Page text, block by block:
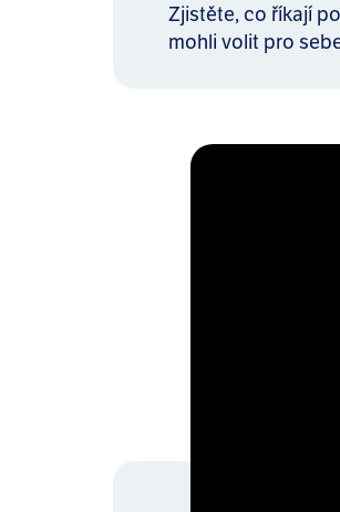
Zjistěte, co říkají
mohli volit pro